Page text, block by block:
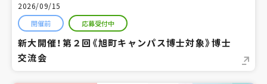
2026/09/15
開催前 応募受付中
新大開催！第２回《旭町キャンパス博士対象》博士
交流会